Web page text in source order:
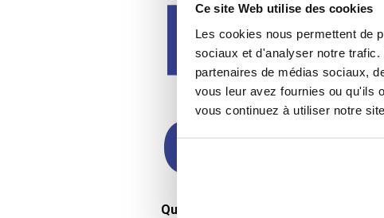
Ce site Web utilise des cookies
Les cookies nous permettent de
sociaux et d'analyser notre
partenaires de médias sociaux,
vous leur avez fournies ou qu'ils
vous continuez à utiliser notre
Qualifications et diplômes :